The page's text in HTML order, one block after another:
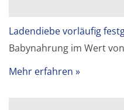
Ladendiebe vorläufig
Babynahrung im Wert
Mehr erfahren